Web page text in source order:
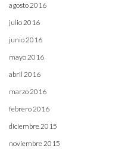
agosto 2016
julio 2016
junio 2016
mayo 2016
abril 2016
marzo 2016
febrero 2016
diciembre 2015
noviembre 2015